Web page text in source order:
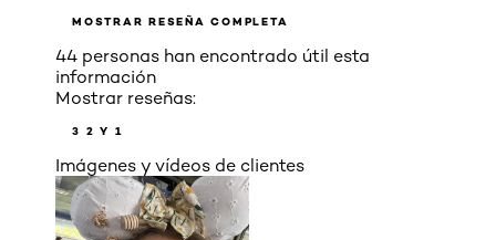
MOSTRAR RESEÑA COMPLETA
44 personas han encontrado útil esta
información
Mostrar reseñas:
3 2 Y 1
Imágenes y vídeos de clientes